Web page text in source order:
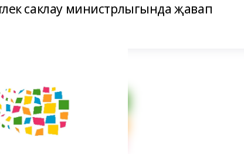
саклау министрлыгында җавап